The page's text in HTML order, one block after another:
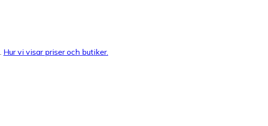
Hur vi visar priser och butiker.